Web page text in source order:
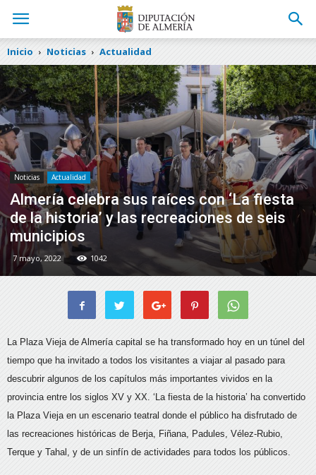
Inicio Noticias Actualidad
Noticias Actualidad
Almería celebra sus raíces con ‘La fiesta
de la historia’ y las recreaciones de seis
municipios
7 mayo, 2022 1042
La Plaza Vieja de Almería capital se ha transformado hoy en un túnel del
tiempo que ha invitado a todos los visitantes a viajar al pasado para
descubrir algunos de los capítulos más importantes vividos en la
provincia entre los siglos XV y XX. ‘La fiesta de la historia’ ha convertido
la Plaza Vieja en un escenario teatral donde el público ha disfrutado de
las recreaciones históricas de Berja, Fiñana, Padules, Vélez-Rubio,
Terque y Tahal, y de un sinfín de actividades para todos los públicos.